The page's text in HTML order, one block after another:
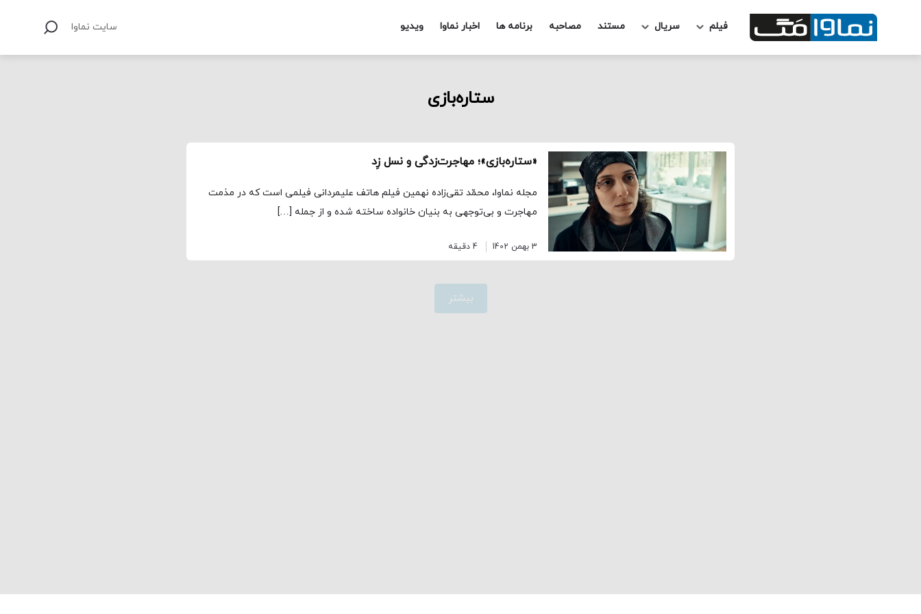
فیلم سریال مستند مصاحبه برنامه ها اخبار نماوا ویدیو سایت نماوا
ستاره‌بازی
«ستاره‌بازی»؛ مهاجرت‌زدگی و نسل زِد
مجله نماوا، محمّد تقی‌زاده نهمین فیلم هاتف علیمردانی فیلمی است که در مذمت
مهاجرت و بی‌توجهی به بنیان خانواده ساخته شده و از جمله […]
3 بهمن 1402 4 دقیقه
بیشتر